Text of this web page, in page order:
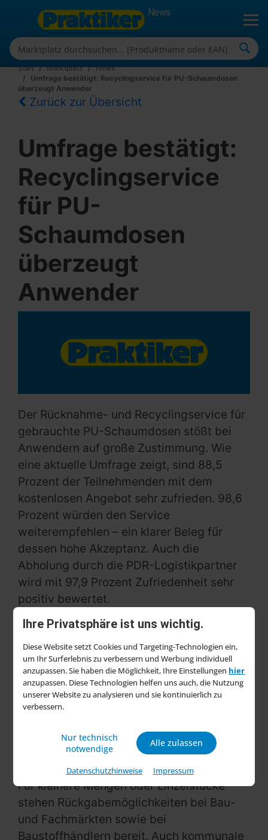
Ihre Privatsphäre ist uns wichtig.
Diese Website setzt Cookies und Targeting-Technologien ein,
um Ihr Surferlebnis zu verbessern und Werbung individuell
anzupassen. Sie haben die Möglichkeit, Ihre Einstellungen hier
anzupassen. Diese Technologien helfen uns auch, die Nutzung
unserer Website zu analysieren und sie kontinuierlich zu
verbessern.
Nur technisch
notwendige
Alle zulassen
Datenschutzhinweise Impressum
News
Start Marktplatz
News
Umfrage bestätigt: Recyclingservice für PU-Schaumdosen
überzeugt Anwender
Zurück zur Übersicht
Umfrage bestätigt:
Recyclingservice
für PU-
Schaumdosen
überzeugt
Anwender
Der Rücknahme- und Recyclingservice für
gebrauchte PU-Schaumdosen stößt bei
Anwendern auf große Zustimmung. Wie
eine aktuelle Umfrage zeigt, sind 88,5
Prozent der Teilnehmenden mit dem
kostenlosen Angebot sehr zufrieden. 98,6
Prozent würden den Service
weiterempfehlen – ein klarer Beleg für
dessen hohe Akzeptanz. Auch die
Abholung durch die PDR-Logistikpartner
wird mit 97,9 Prozent Zufriedenheit sehr
positiv bewertet.
Laut einer Mitteilung von PDR zeigen diese
Ergebnisse, dass die fachgerechte
Entsorgung von PU-Schaumdosen heute
unkompliziert und effizient möglich ist. Die
Rückgabe funktioniert etwa durch die
Sammlung im Originalkarton, über eine
zur Entsorgung werden die gebrauchten
Dosen im Recyclingprozess verwertet.
Für kleinere Mengen oder Einzelstücke
stehen Rückgabemöglichkeiten bei Bau-
und Fachmärkten sowie bei
Baustoffhändlern bereit. Auch kommunale